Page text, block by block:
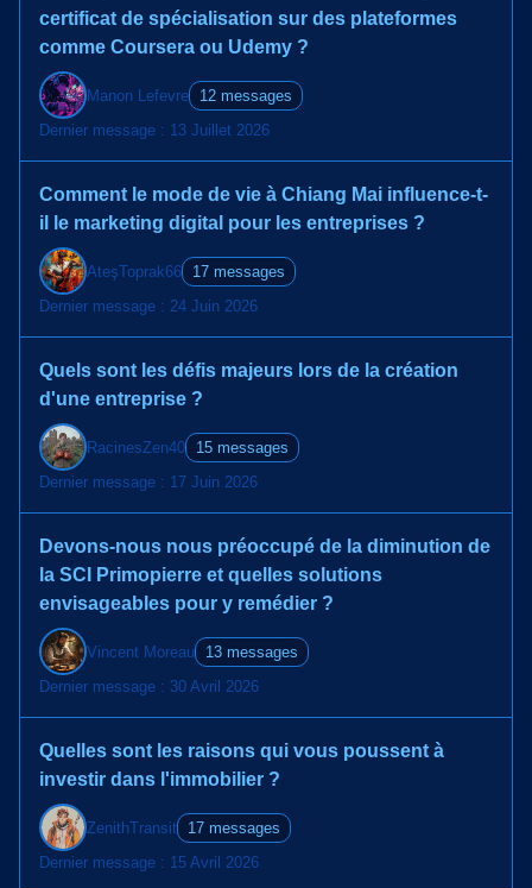
certificat de spécialisation sur des plateformes
comme Coursera ou Udemy ?
Manon Lefevre
12 messages
Dernier message : 13 Juillet 2026
Comment le mode de vie à Chiang Mai influence-t-
il le marketing digital pour les entreprises ?
AteşToprak66
17 messages
Dernier message : 24 Juin 2026
Quels sont les défis majeurs lors de la création
d'une entreprise ?
RacinesZen40
15 messages
Dernier message : 17 Juin 2026
Devons-nous nous préoccupé de la diminution de
la SCI Primopierre et quelles solutions
envisageables pour y remédier ?
Vincent Moreau
13 messages
Dernier message : 30 Avril 2026
Quelles sont les raisons qui vous poussent à
investir dans l'immobilier ?
ZenithTransit
17 messages
Dernier message : 15 Avril 2026